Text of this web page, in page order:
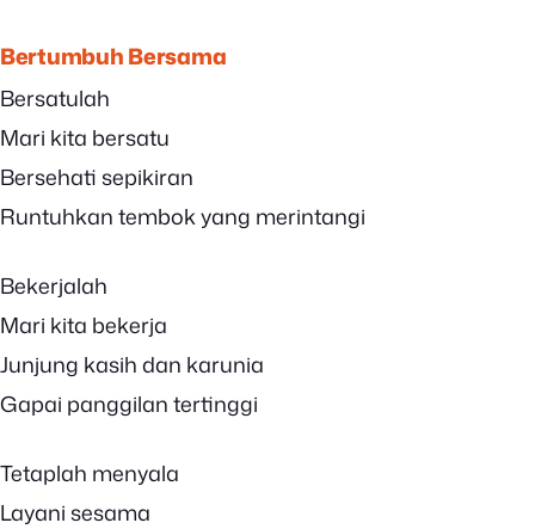
Bertumbuh Bersama
Bersatulah
Mari kita bersatu
Bersehati sepikiran
Runtuhkan tembok yang merintangi
Bekerjalah
Mari kita bekerja
Junjung kasih dan karunia
Gapai panggilan tertinggi
Tetaplah menyala
Layani sesama